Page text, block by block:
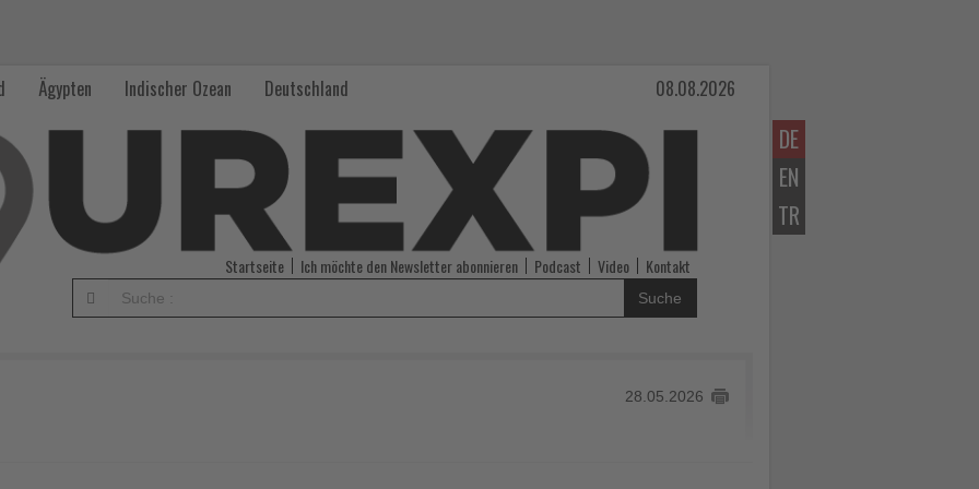
DE
EN
TR
Ägypten Indischer Ozean Deutschland 08.08.2026
Startseite Ich möchte den Newsletter abonnieren Podcast Video Kontakt
Suche
28.05.2026